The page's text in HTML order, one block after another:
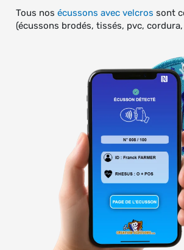
Tous nosécussons avec velcros sont
(écussons brodés, tissés, pvc,